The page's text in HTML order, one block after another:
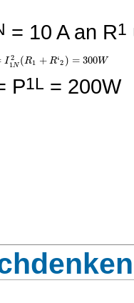
= 10 A an R1
I2
1N (R1 +R‘2) =300W
P1L = 200W